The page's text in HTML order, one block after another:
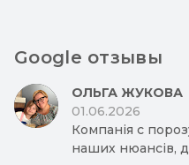
Google отзывы
ОЛЬГА ЖУКОВА
01.06.2026
Компанія с
наших нюансів,